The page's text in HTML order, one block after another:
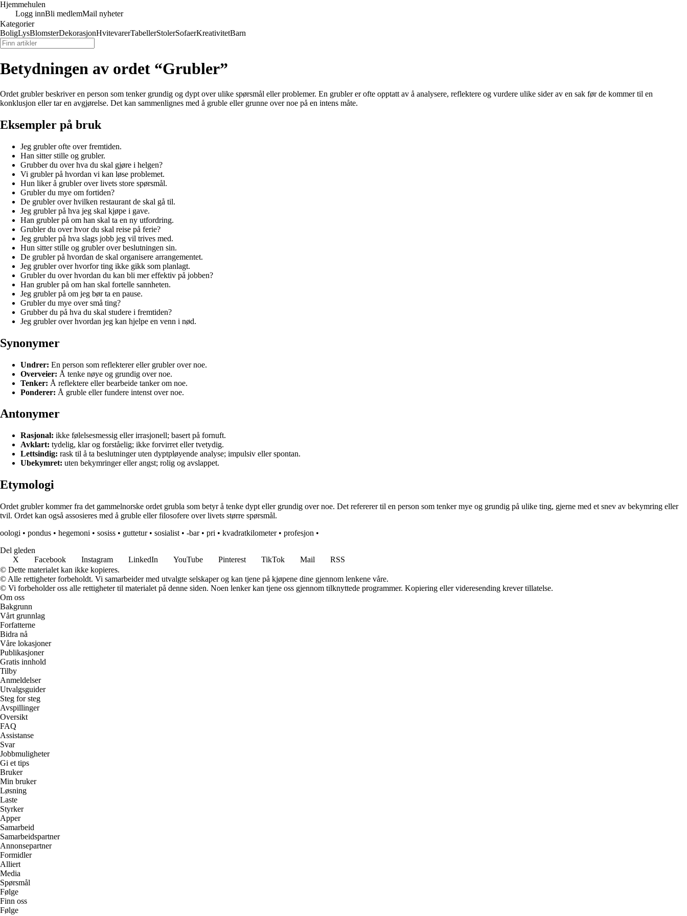
Hjemmehulen
Logg innBli medlemMail nyheter
Kategorier
BoligLysBlomsterDekorasjonHvitevarerTabellerStolerSofaerKreativitetBarn
Betydningen av ordet “Grubler”
Ordet grubler beskriver en person som tenker grundig og dypt over ulike spørsmål eller problemer. En grubler er ofte opptatt av å analysere, reflektere og vurdere ulike sider av en sak før de kommer til en
konklusjon eller tar en avgjørelse. Det kan sammenlignes med å gruble eller grunne over noe på en intens måte.
Eksempler på bruk
Jeg grubler ofte over fremtiden.
Han sitter stille og grubler.
Grubber du over hva du skal gjøre i helgen?
Vi grubler på hvordan vi kan løse problemet.
Hun liker å grubler over livets store spørsmål.
Grubler du mye om fortiden?
De grubler over hvilken restaurant de skal gå til.
Jeg grubler på hva jeg skal kjøpe i gave.
Han grubler på om han skal ta en ny utfordring.
Grubler du over hvor du skal reise på ferie?
Jeg grubler på hva slags jobb jeg vil trives med.
Hun sitter stille og grubler over beslutningen sin.
De grubler på hvordan de skal organisere arrangementet.
Jeg grubler over hvorfor ting ikke gikk som planlagt.
Grubler du over hvordan du kan bli mer effektiv på jobben?
Han grubler på om han skal fortelle sannheten.
Jeg grubler på om jeg bør ta en pause.
Grubler du mye over små ting?
Grubber du på hva du skal studere i fremtiden?
Jeg grubler over hvordan jeg kan hjelpe en venn i nød.
Synonymer
Undrer: En person som reflekterer eller grubler over noe.
Overveier: Å tenke nøye og grundig over noe.
Tenker: Å reflektere eller bearbeide tanker om noe.
Ponderer: Å gruble eller fundere intenst over noe.
Antonymer
Rasjonal: ikke følelsesmessig eller irrasjonell; basert på fornuft.
Avklart: tydelig, klar og forståelig; ikke forvirret eller tvetydig.
Lettsindig: rask til å ta beslutninger uten dyptpløyende analyse; impulsiv eller spontan.
Ubekymret: uten bekymringer eller angst; rolig og avslappet.
Etymologi
Ordet grubler kommer fra det gammelnorske ordet grubla som betyr å tenke dypt eller grundig over noe. Det refererer til en person som tenker mye og grundig på ulike ting, gjerne med et snev av bekymring eller
tvil. Ordet kan også assosieres med å gruble eller filosofere over livets større spørsmål.
oologi • pondus • hegemoni • sosiss • guttetur• sosialist • -bar• pri • kvadratkilometer• profesjon •
Del gleden
X
Facebook Instagram LinkedIn YouTube Pinterest TikTok Mail
RSS
© Dette materialet kan ikke kopieres.
© Alle rettigheter forbeholdt. Vi samarbeider med utvalgte selskaper og kan tjene på kjøpene dine gjennom lenkene våre.
© Vi forbeholder oss alle rettigheter til materialet på denne siden. Noen lenker kan tjene oss gjennom tilknyttede programmer. Kopiering eller videresending krever tillatelse.
Om oss
Bakgrunn
Vårt grunnlag
Forfatterne
Bidra nå
Våre lokasjoner
Publikasjoner
Gratis innhold
Tilby
Anmeldelser
Utvalgsguider
Steg for steg
Avspillinger
Oversikt
FAQ
Assistanse
Svar
Jobbmuligheter
Gi et tips
Bruker
Min bruker
Løsning
Laste
Styrker
Apper
Samarbeid
Samarbeidspartner
Annonsepartner
Formidler
Alliert
Media
Spørsmål
Følge
Finn oss
Følge